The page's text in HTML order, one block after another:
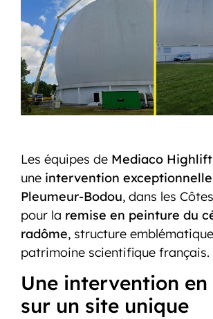
Les équipes de Mediaco Highlift
une intervention exceptionnelle
Pleumeur-Bodou, dans les
pour la remise en peinture du
radôme, structure
patrimoine scientifique français.
Une intervention
sur un site unique